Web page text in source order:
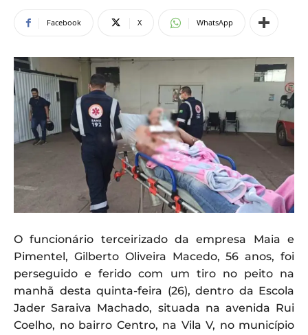
Facebook X WhatsApp
O funcionário terceirizado da empresa Maia e
Pimentel, Gilberto Oliveira Macedo, 56 anos, foi
perseguido e ferido com um tiro no peito na
manhã desta quinta-feira (26), dentro da Escola
Jader Saraiva Machado, situada na avenida Rui
Coelho, no bairro Centro, na Vila V, no município